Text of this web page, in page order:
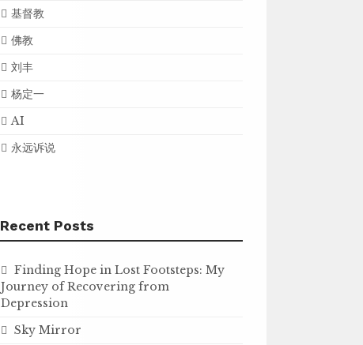
基督教
佛教
刘丰
杨定一
AI
永远诉说
Recent Posts
Finding Hope in Lost Footsteps: My
Journey of Recovering from
Depression
Sky Mirror